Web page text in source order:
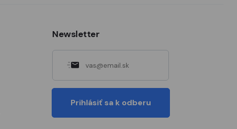
Newsletter
Prihlásiť sa k odberu